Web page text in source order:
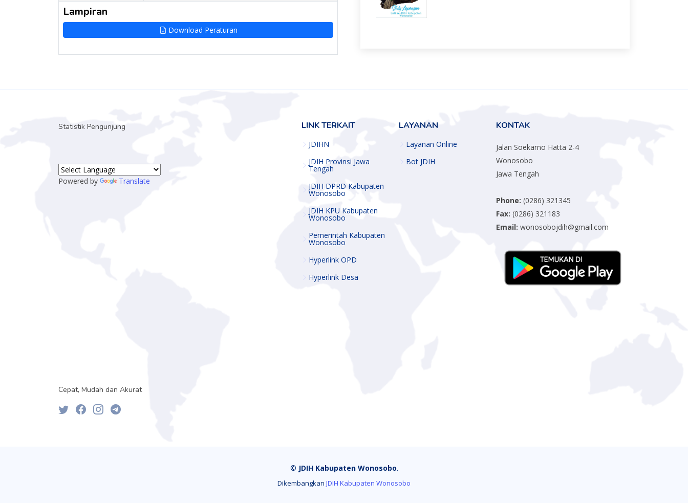
Lampiran
Download Peraturan
Statistik Pengunjung
Powered by Translate
Cepat, Mudah dan Akurat
LINK TERKAIT
JDIHN
JDIH Provinsi Jawa
Tengah
JDIH DPRD Kabupaten
Wonosobo
JDIH KPU Kabupaten
Wonosobo
Pemerintah Kabupaten
Wonosobo
Hyperlink OPD
Hyperlink Desa
LAYANAN
Layanan Online
Bot JDIH
KONTAK
Jalan Soekarno Hatta 2-4
Wonosobo
Jawa Tengah
Phone: (0286) 321345
Fax: (0286) 321183
Email: wonosobojdih@gmail.com
© JDIH Kabupaten Wonosobo.
Dikembangkan JDIH Kabupaten Wonosobo